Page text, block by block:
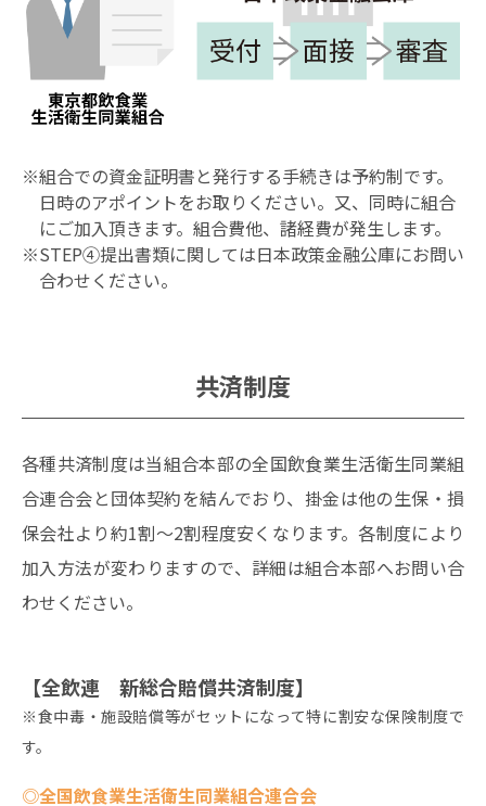
※組合での資金証明書と発行する手続きは予約制です。
日時のアポイントをお取りください。又、同時に組合
にご加入頂きます。組合費他、諸経費が発生します。
※STEP④提出書類に関しては日本政策金融公庫にお問い
合わせください。
共済制度
各種共済制度は当組合本部の全国飲食業生活衛生同業組
合連合会と団体契約を結んでおり、掛金は他の生保・損
保会社より約1割～2割程度安くなります。各制度により
加入方法が変わりますので、詳細は組合本部へお問い合
わせください。
【全飲連 新総合賠償共済制度】
※食中毒・施設賠償等がセットになって特に割安な保険制度で
す。
◎全国飲食業生活衛生同業組合連合会